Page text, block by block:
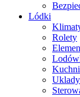
Lódki
Rolety